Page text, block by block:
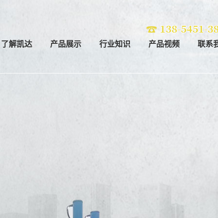
了解凯达 产品展示 行业知识 产品视频 联系